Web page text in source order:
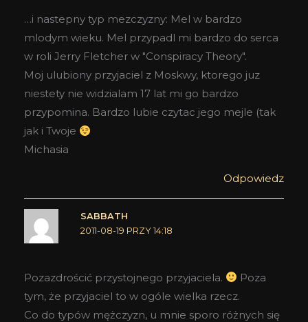
…i nastepny typ mezczyzny: Mel w bardzo
mlodym wieku. Mel przypadl mi bardzo do serca
w roli Jerry Fletcher w "Conspiracy Theory".
Moj ulubiony przyjaciel z Moskwy, ktorego juz
niestety nie widzialam 17 lat mi go bardzo
przypomina. Bardzo lubie czytac jego mejle (tak
jak i Twoje
Michasia
Odpowiedz
SABBATH
2011-08-19 PRZY 14:18
Pozazdrościć przystojnego przyjaciela.
Poza
tym, że przyjaciel to w ogóle wielka rzecz.
Co do typów mężczyzn, u mnie sporo różnych się